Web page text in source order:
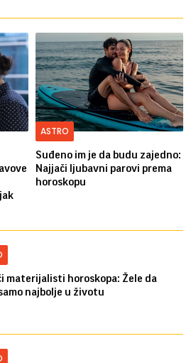
ASTRO
Suđeno im je da budu zajedno:
Najjači ljubavni parovi prema
horoskopu
materijalisti horoskopa: Žele da
najbolje u životu